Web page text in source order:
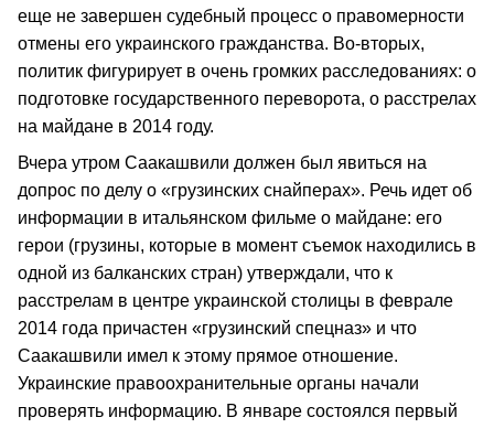
еще не завершен судебный процесс о правомерности
отмены его украинского гражданства. Во-вторых,
политик фигурирует в очень громких расследованиях: о
подготовке государственного переворота, о расстрелах
на майдане в 2014 году.
Вчера утром Саакашвили должен был явиться на
допрос по делу о «грузинских снайперах». Речь идет об
информации в итальянском фильме о майдане: его
герои (грузины, которые в момент съемок находились в
одной из балканских стран) утверждали, что к
расстрелам в центре украинской столицы в феврале
2014 года причастен «грузинский спецназ» и что
Саакашвили имел к этому прямое отношение.
Украинские правоохранительные органы начали
проверять информацию. В январе состоялся первый